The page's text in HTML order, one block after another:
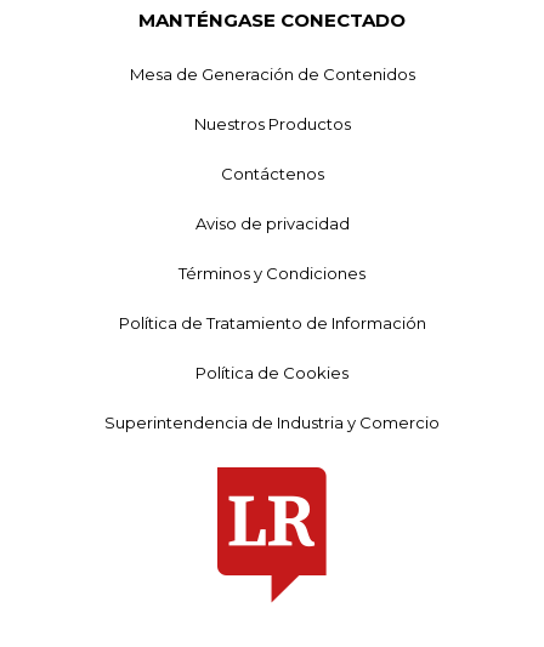
MANTÉNGASE CONECTADO
Mesa de Generación de Contenidos
Nuestros Productos
Contáctenos
Aviso de privacidad
Términos y Condiciones
Política de Tratamiento de Información
Política de Cookies
Superintendencia de Industria y Comercio